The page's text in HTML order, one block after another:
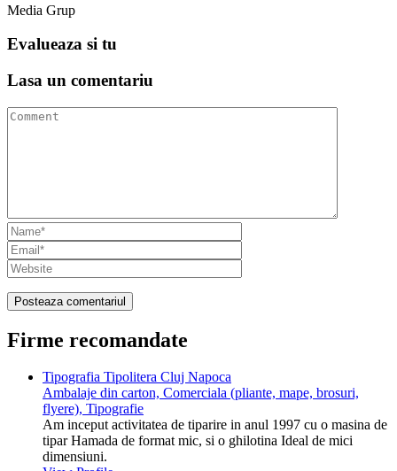
Media Grup
Evalueaza si tu
Lasa un comentariu
Firme recomandate
Tipografia Tipolitera Cluj Napoca
Ambalaje din carton, Comerciala (pliante, mape, brosuri,
flyere), Tipografie
Am inceput activitatea de tiparire in anul 1997 cu o masina de
tipar Hamada de format mic, si o ghilotina Ideal de mici
dimensiuni.